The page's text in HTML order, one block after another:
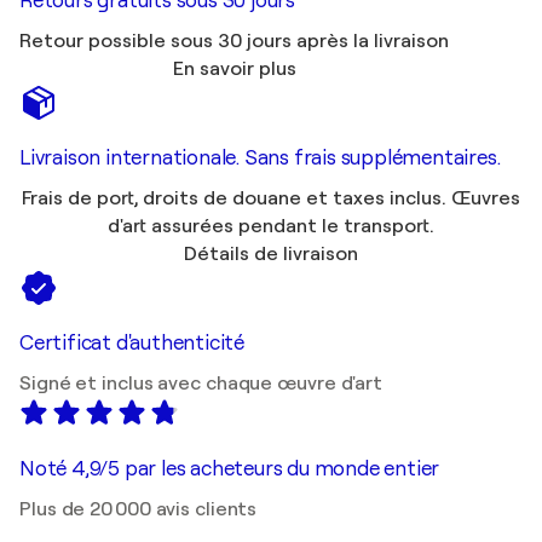
Retour possible sous 30 jours après la livraison
En savoir plus
Livraison internationale. Sans frais supplémentaires.
Frais de port, droits de douane et taxes inclus. Œuvres
d'art assurées pendant le transport.
Détails de livraison
Certificat d'authenticité
Signé et inclus avec chaque œuvre d'art
Noté 4,9/5 par les acheteurs du monde entier
Plus de 20 000 avis clients